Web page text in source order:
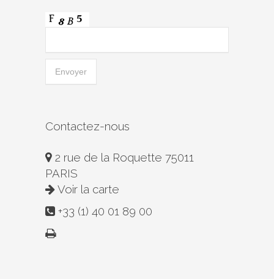
Contactez-nous
2 rue de la Roquette 75011
PARIS
Voir la carte
+33 (1) 40 01 89 00